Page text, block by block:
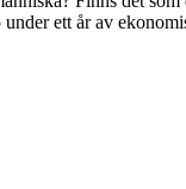
ett år av